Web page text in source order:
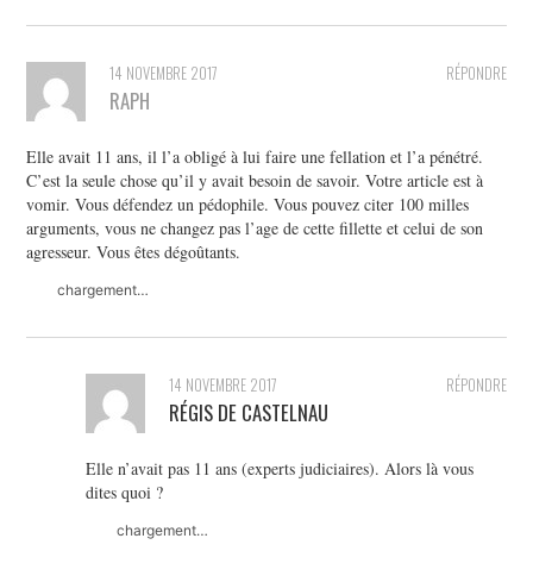
RÉPONDRE
14 NOVEMBRE 2017
RAPH
Elle avait 11 ans, il l’a obligé à lui faire une fellation et l’a pénétré.
C’est la seule chose qu’il y avait besoin de savoir. Votre article est à
vomir. Vous défendez un pédophile. Vous pouvez citer 100 milles
arguments, vous ne changez pas l’age de cette fillette et celui de son
agresseur. Vous êtes dégoûtants.
chargement…
RÉPONDRE
14 NOVEMBRE 2017
RÉGIS DE CASTELNAU
Elle n’avait pas 11 ans (experts judiciaires). Alors là vous
dites quoi ?
chargement…